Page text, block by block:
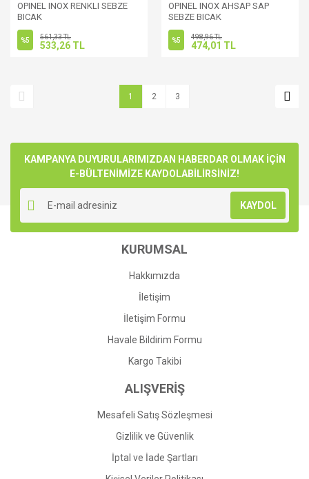
OPINEL INOX RENKLI SEBZE
BICAK
%5 561,33 TL
533,26 TL
OPINEL INOX AHSAP SAP
SEBZE BICAK
%5 498,96 TL
474,01 TL
1 2 3
KAMPANYA DUYURULARIMIZDAN HABERDAR OLMAK İÇİN
E-BÜLTENİMİZE KAYDOLABİLİRSİNİZ!
KAYDOL
KURUMSAL
Hakkımızda
İletişim
İletişim Formu
Havale Bildirim Formu
Kargo Takibi
ALIŞVERİŞ
Mesafeli Satış Sözleşmesi
Gizlilik ve Güvenlik
İptal ve İade Şartları